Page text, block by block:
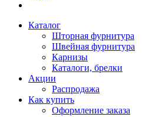
Каталог
Шторная фурнитура
Швейная фурнитура
Карнизы
Каталоги, брелки
Акции
Распродажа
Как купить
Оформление заказа